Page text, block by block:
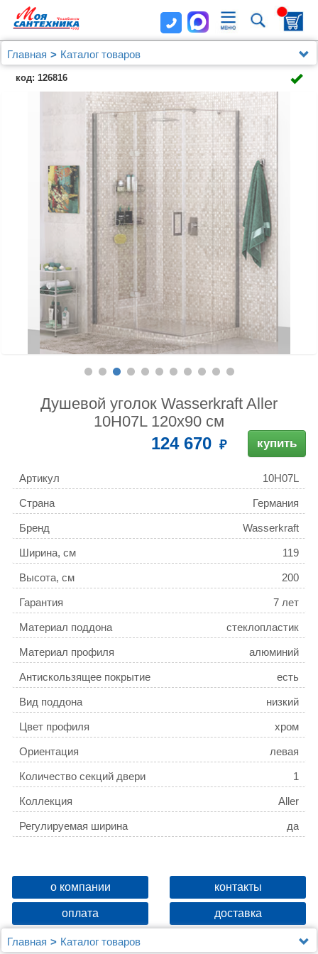
Главная
Каталог товаров
Душевые уголки, ограждения, поддоны
Wasserkraft
Душевой уголок Wasserkraft Aller 10H07L 120x90 см
код: 126816
Душевой уголок Wasserkraft Aller
10H07L 120x90 см
124 670 купить
Артикул 10H07L
Страна Германия
Бренд Wasserkraft
Ширина, см 119
Высота, см 200
Гарантия 7 лет
Материал поддона стеклопластик
Материал профиля алюминий
Антискользящее покрытие есть
Вид поддона низкий
Цвет профиля хром
Ориентация левая
Количество секций двери 1
Коллекция Aller
Регулируемая ширина да
о компании контакты
оплата доставка
Главная
Каталог товаров